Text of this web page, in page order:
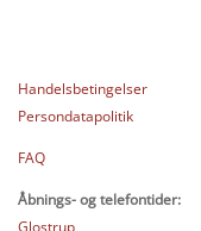
Handelsbetingelser
Persondatapolitik
FAQ
Åbnings- og telefontider:
Glostrup